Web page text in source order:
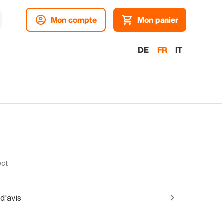
Mon compte Mon panier
DE FR IT